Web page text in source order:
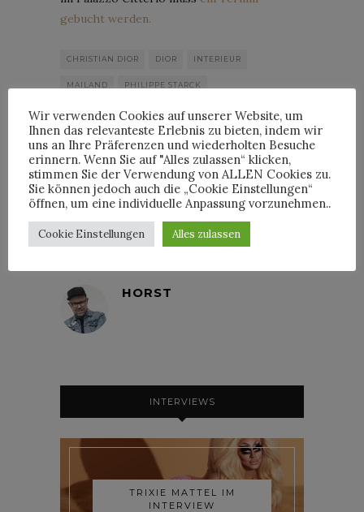
gebucht werden.
CHRISTIAN DIOR DIOR INTERIEUR
MAILAND PHILIPPE STARCK
SALONE DEL MOBILE
HORST
HORST
INTERVIEWS
TRIXIE MATTEL IM
INTERVIEW
Wir verwenden Cookies auf unserer Website, um
Ihnen das relevanteste Erlebnis zu bieten, indem wir
uns an Ihre Präferenzen und wiederholten Besuche
erinnern. Wenn Sie auf "Alles zulassen“ klicken,
stimmen Sie der Verwendung von ALLEN Cookies zu.
Sie können jedoch auch die „Cookie Einstellungen“
öffnen, um eine individuelle Anpassung vorzunehmen..
Cookie Einstellungen Alles zulassen